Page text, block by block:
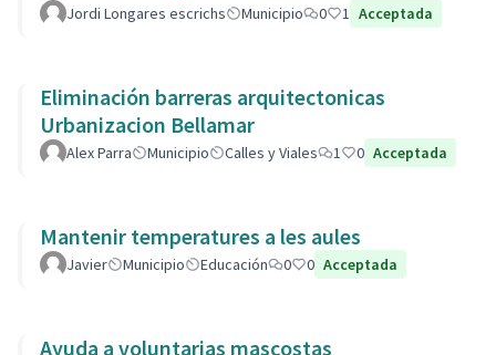
Jordi Longares escrichs Municipio 0 1 Acceptada
Eliminación barreras arquitectonicas
Urbanizacion Bellamar
Alex Parra Municipio Calles y Viales 1 0 Acceptada
Mantenir temperatures a les aules
Javier Municipio Educación 0 0 Acceptada
Ayuda a voluntarias mascostas